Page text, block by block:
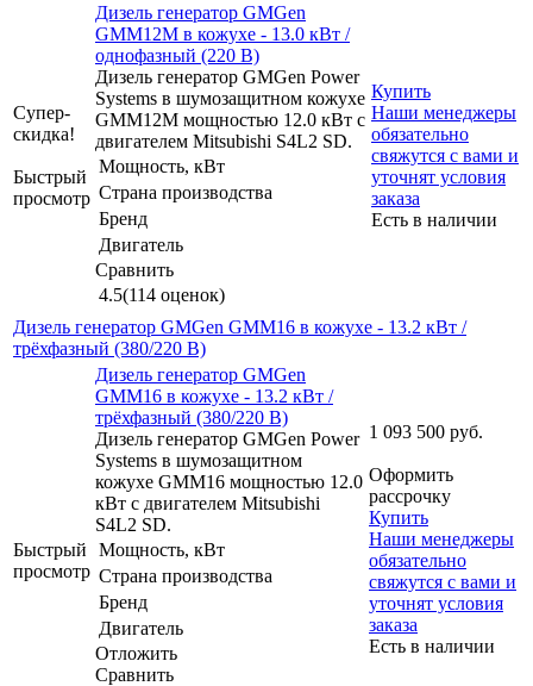
Супер-
скидка!
Быстрый
просмотр
Дизель генератор GMGen
GMM12M в кожухе - 13.0 кВт /
однофазный (220 В)
Дизель генератор GMGen Power
Systems в шумозащитном кожухе
GMM12M мощностью 12.0 кВт с
двигателем Mitsubishi S4L2 SD.
Мощность, кВт
Страна производства
Бренд
Двигатель
Сравнить
4.5(114 оценок)
Купить
Наши менеджеры
обязательно
свяжутся с вами и
уточнят условия
заказа
Есть в наличии
Дизель генератор GMGen GMM16 в кожухе - 13.2 кВт /
трёхфазный (380/220 В)
Быстрый
просмотр
Дизель генератор GMGen
GMM16 в кожухе - 13.2 кВт /
трёхфазный (380/220 В)
Дизель генератор GMGen Power
Systems в шумозащитном
кожухе GMM16 мощностью 12.0
кВт с двигателем Mitsubishi
S4L2 SD.
Мощность, кВт
Страна производства
Бренд
Двигатель
Отложить
Сравнить
1 093 500 руб.
Оформить
рассрочку
Купить
Наши менеджеры
обязательно
свяжутся с вами и
уточнят условия
заказа
Есть в наличии